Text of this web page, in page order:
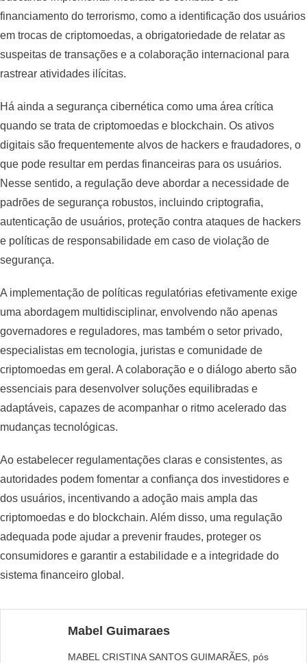
financiamento do terrorismo, como a identificação dos usuários
em trocas de criptomoedas, a obrigatoriedade de relatar as
suspeitas de transações e a colaboração internacional para
rastrear atividades ilícitas.
Há ainda a segurança cibernética como uma área crítica
quando se trata de criptomoedas e blockchain. Os ativos
digitais são frequentemente alvos de hackers e fraudadores, o
que pode resultar em perdas financeiras para os usuários.
Nesse sentido, a regulação deve abordar a necessidade de
padrões de segurança robustos, incluindo criptografia,
autenticação de usuários, proteção contra ataques de hackers
e políticas de responsabilidade em caso de violação de
segurança.
A implementação de políticas regulatórias efetivamente exige
uma abordagem multidisciplinar, envolvendo não apenas
governadores e reguladores, mas também o setor privado,
especialistas em tecnologia, juristas e comunidade de
criptomoedas em geral. A colaboração e o diálogo aberto são
essenciais para desenvolver soluções equilibradas e
adaptáveis, capazes de acompanhar o ritmo acelerado das
mudanças tecnológicas.
Ao estabelecer regulamentações claras e consistentes, as
autoridades podem fomentar a confiança dos investidores e
dos usuários, incentivando a adoção mais ampla das
criptomoedas e do blockchain. Além disso, uma regulação
adequada pode ajudar a prevenir fraudes, proteger os
consumidores e garantir a estabilidade e a integridade do
sistema financeiro global.
Mabel Guimaraes
MABEL CRISTINA SANTOS GUIMARÃES, pós